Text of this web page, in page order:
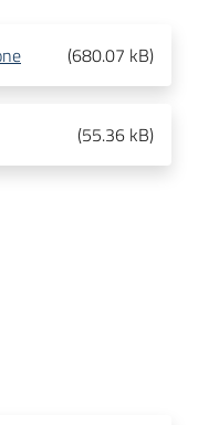
(680.07 kB)
(55.36 kB)